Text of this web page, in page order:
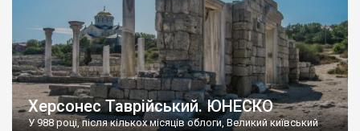
Херсонес Таврійський. ЮНЕСКО
У 988 році, після кількох місяців облоги, Великий київський